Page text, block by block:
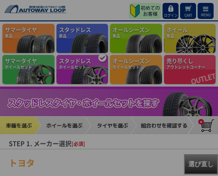
ログイン CART MENU
サマータイヤ
単品
スタッドレス
単品
オールシーズン
単品
ホイール
単品
サマータイヤ
ホイールセット
スタッドレス
ホイールセット
オールシーズン
ホイールセット
売り尽くし
アウトレットコーナー
STEP 1. メーカー選択[必須]
トヨタ 選び直し